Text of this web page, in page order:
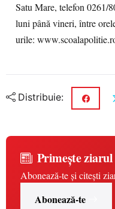
Satu Mare, telefon 0261/
luni până vineri, între
urile:
Distribuie:
Primește
Abonează-te și citești
Abonează-te